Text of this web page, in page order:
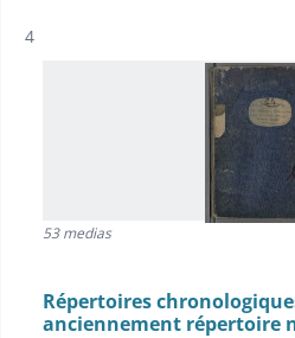
Résultat n°
4
53 medias
Répertoires
anciennement répertoire